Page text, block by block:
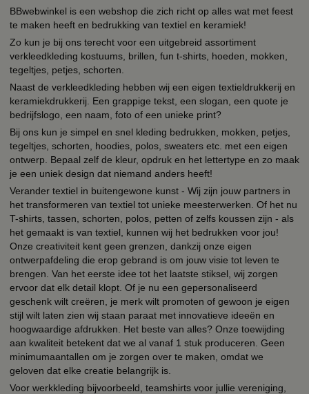
BBwebwinkel is een webshop die zich richt op alles wat met feest
te maken heeft en bedrukking van textiel en keramiek!
Zo kun je bij ons terecht voor een uitgebreid assortiment
verkleedkleding kostuums, brillen, fun t-shirts, hoeden, mokken,
tegeltjes, petjes, schorten.
Naast de verkleedkleding hebben wij een eigen textieldrukkerij en
keramiekdrukkerij. Een grappige tekst, een slogan, een quote je
bedrijfslogo, een naam, foto of een unieke print?
Bij ons kun je simpel en snel kleding bedrukken, mokken, petjes,
tegeltjes, schorten, hoodies, polos, sweaters etc. met een eigen
ontwerp. Bepaal zelf de kleur, opdruk en het lettertype en zo maak
je een uniek design dat niemand anders heeft!
Verander textiel in buitengewone kunst - Wij zijn jouw partners in
het transformeren van textiel tot unieke meesterwerken. Of het nu
T-shirts, tassen, schorten, polos, petten of zelfs koussen zijn - als
het gemaakt is van textiel, kunnen wij het bedrukken voor jou!
Onze creativiteit kent geen grenzen, dankzij onze eigen
ontwerpafdeling die erop gebrand is om jouw visie tot leven te
brengen. Van het eerste idee tot het laatste stiksel, wij zorgen
ervoor dat elk detail klopt. Of je nu een gepersonaliseerd
geschenk wilt creëren, je merk wilt promoten of gewoon je eigen
stijl wilt laten zien wij staan paraat met innovatieve ideeën en
hoogwaardige afdrukken. Het beste van alles? Onze toewijding
aan kwaliteit betekent dat we al vanaf 1 stuk produceren. Geen
minimumaantallen om je zorgen over te maken, omdat we
geloven dat elke creatie belangrijk is.
Voor werkkleding bijvoorbeeld, teamshirts voor jullie vereniging,